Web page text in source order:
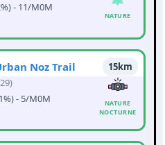
- 11/M0M
NATURE
Noz Trail
15km
- 5/M0M
NATURE
NOCTURNE